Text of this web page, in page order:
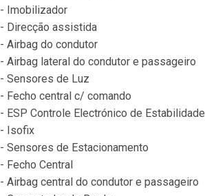
- Imobilizador
- Direcção assistida
- Airbag do condutor
- Airbag lateral do condutor e passageiro
- Sensores de Luz
- Fecho central c/ comando
- ESP Controle Electrónico de Estabilidade
- Isofix
- Sensores de Estacionamento
- Fecho Central
- Airbag central do condutor e passageiro